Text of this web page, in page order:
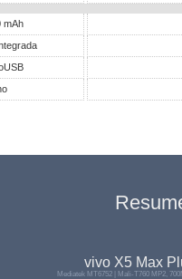
mAh
vivo X5 Max
Mediatek MT6752 | Mali-T760 MP2,